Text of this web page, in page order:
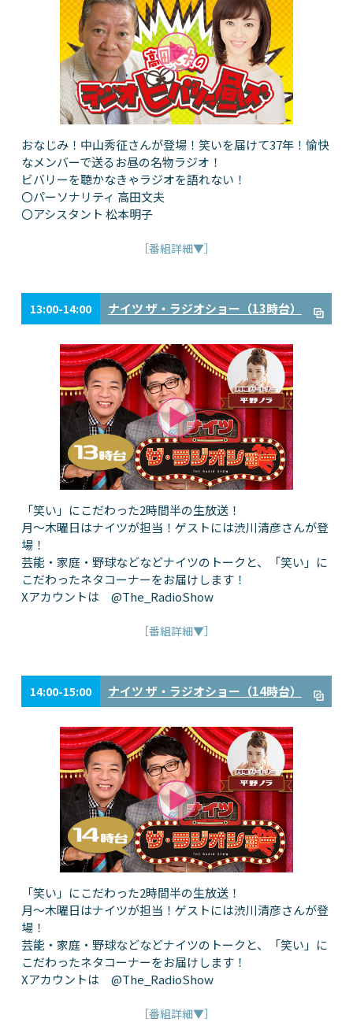
おなじみ！中山秀征さんが登場！笑いを届けて37年！愉快
なメンバーで送るお昼の名物ラジオ！
ビバリーを聴かなきゃラジオを語れない！
〇パーソナリティ 高田文夫
〇アシスタント 松本明子
［番組詳細▼］
13:00-14:00 ナイツ ザ・ラジオショー（13時台）
「笑い」にこだわった2時間半の生放送！
月～木曜日はナイツが担当！ゲストには渋川清彦さんが登
場！
芸能・家庭・野球などなどナイツのトークと、「笑い」に
こだわったネタコーナーをお届けします！
Xアカウントは @The_RadioShow
［番組詳細▼］
14:00-15:00 ナイツ ザ・ラジオショー（14時台）
「笑い」にこだわった2時間半の生放送！
月～木曜日はナイツが担当！ゲストには渋川清彦さんが登
場！
芸能・家庭・野球などなどナイツのトークと、「笑い」に
こだわったネタコーナーをお届けします！
Xアカウントは @The_RadioShow
［番組詳細▼］